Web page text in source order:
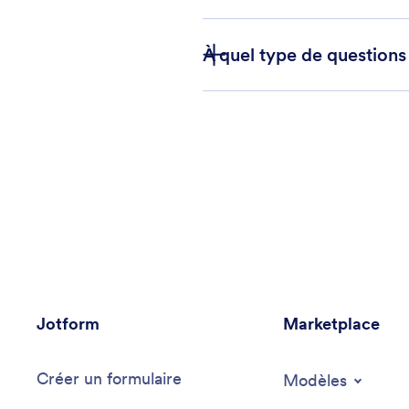
À quel type de
Jotform
Créer un formulaire
Marketplace
Modèles